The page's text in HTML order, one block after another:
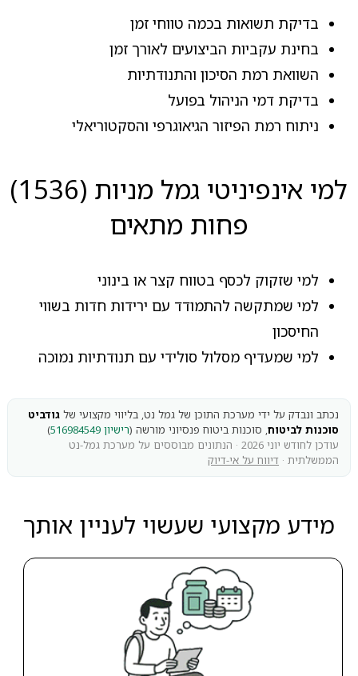
בדיקת תשואות בכמה טווחי זמן
בחינת עקביות הביצועים לאורך זמן
השוואת רמת הסיכון והתנודתיות
בדיקת דמי הניהול בפועל
ניתוח רמת הפיזור הגיאוגרפי והסקטוריאלי
למי אינפיניטי גמל מניות (1536)
פחות מתאים
למי שזקוק לכסף בטווח קצר או בינוני
למי שמתקשה להתמודד עם ירידות חדות בשווי
החיסכון
למי שמעדיף מסלול סולידי עם תנודתיות נמוכה
נכתב ונבדק על ידי מערכת התוכן של גמל נט, בליווי מקצועי של גודביט
סוכנות לביטוח, סוכנות ביטוח פנסיוני מורשה (רישיון 516984549
)
עודכן לחודש יוני 2026 · הנתונים מבוססים על מערכת גמל-נט
הממשלתית · דיווח על אי-דיוק
מידע מקצועי שעשוי לעניין אותך